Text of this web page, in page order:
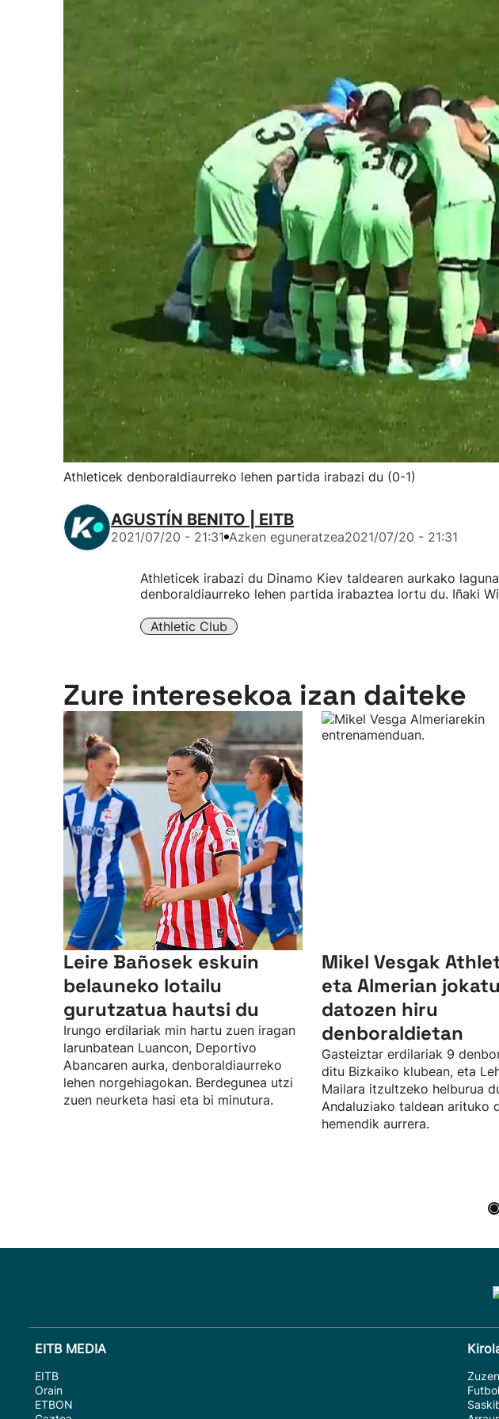
Athleticek denboraldiaurreko lehen partida irabazi du (0-1)
AGUSTÍN BENITO | EITB
2021/07/20 - 21:31 Azken eguneratzea2021/07/20 - 21:31
Athleticek irabazi du Dinamo Kiev taldearen aurkako
denboraldiaurreko lehen partida irabaztea lortu du. Iñaki
Athletic Club
Zure interesekoa izan daiteke
Leire Bañosek eskuin
belauneko lotailu
gurutzatua hautsi du
Irungo erdilariak min hartu zuen iragan
larunbatean Luancon, Deportivo
Abancaren aurka, denboraldiaurreko
lehen norgehiagokan. Berdegunea utzi
zuen neurketa hasi eta bi minutura.
Mikel Vesgak
eta Almerian
datozen hiru
denboraldietan
Gasteiztar erdilariak 9
ditu Bizkaiko klubean, eta
Mailara itzultzeko helburua
Andaluziako taldean arituko
hemendik aurrera.
EITB MEDIA
EITB
Orain
ETBON